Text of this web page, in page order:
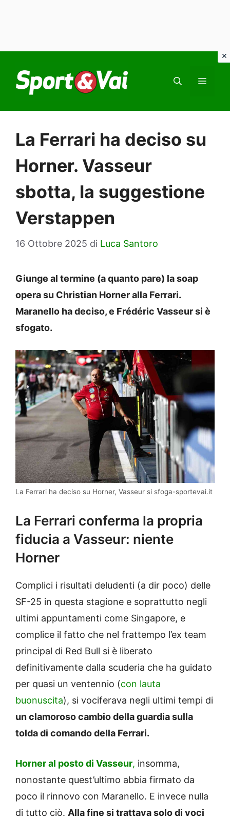
contenuto
La Ferrari ha deciso su
Horner. Vasseur
sbotta, la suggestione
Verstappen
16 Ottobre 2025 di Luca Santoro
Giunge al termine (a quanto pare) la soap
opera su Christian Horner alla Ferrari.
Maranello ha deciso, e Frédéric Vasseur si è
sfogato.
La Ferrari ha deciso su Horner, Vasseur si sfoga-sportevai.it
La Ferrari conferma la propria
fiducia a Vasseur: niente
Horner
Complici i risultati deludenti (a dir poco) delle
SF-25 in questa stagione e soprattutto negli
ultimi appuntamenti come Singapore, e
complice il fatto che nel frattempo l’ex team
principal di Red Bull si è liberato
definitivamente dalla scuderia che ha guidato
per quasi un ventennio (con lauta
buonuscita), si vociferava negli ultimi tempi di
un clamoroso cambio della guardia sulla
tolda di comando della Ferrari.
Horner al posto di Vasseur, insomma,
nonostante quest’ultimo abbia firmato da
poco il rinnovo con Maranello. E invece nulla
di tutto ciò. Alla fine si trattava solo di voci